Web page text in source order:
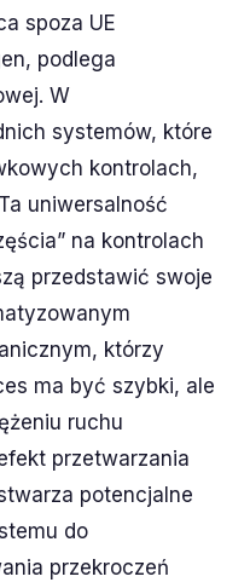
spoza UE
podlega
W
systemów, które
kontrolach,
uniwersalność
na kontrolach
przedstawić swoje
którzy
ma być szybki, ale
ruchu
przetwarzania
potencjalne
do
przekroczeń